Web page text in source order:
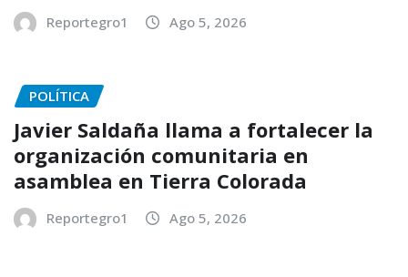
Reportegro1 Ago 5, 2026
POLÍTICA
Javier Saldaña llama a fortalecer la
organización comunitaria en
asamblea en Tierra Colorada
Reportegro1 Ago 5, 2026